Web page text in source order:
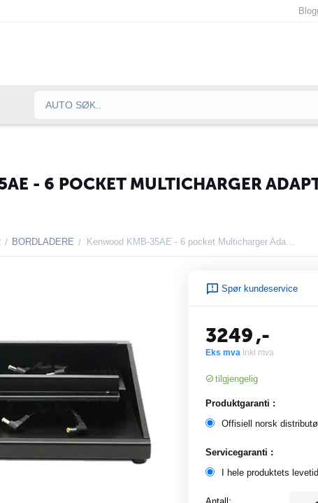
- 6 POCKET MULTICHARGER
/ BORDLADERE / Kenwood KMB-35AE - 6 pocket Multicharger Adapter EU (TK-3000E & TK-2000E)
Spør kundeservice
3249,-
Eks mva Inkl mva
tilgjengelig
Produktgaranti :
Offisiell norsk
Servicegaranti :
I hele produktets levetid